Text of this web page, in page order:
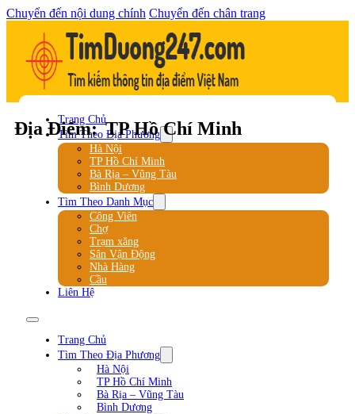
Chuyển đến nội dung chính Chuyển đến chân trang
Trang Chủ
Tìm Theo Địa Phương
Hà Nội
TP Hồ Chí Minh
Bà Rịa – Vũng Tàu
Bình Dương
Tìm Theo Danh Mục
Công Viên
Chợ
Trạm xăng
Sân Vận Động
Nhà Hàng
Cầu
Liên Hệ
Trang Chủ
Tìm Theo Địa Phương
Hà Nội
TP Hồ Chí Minh
Bà Rịa – Vũng Tàu
Bình Dương
Địa Điểm: TP Hồ Chí Minh